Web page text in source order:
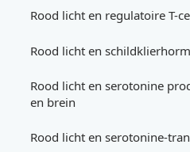
Rood licht en regulatoire T-
Rood licht en
Rood licht en serotonine
en brein
Rood licht en serotonine-